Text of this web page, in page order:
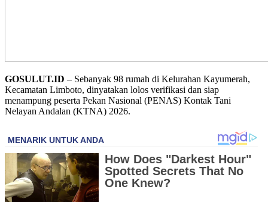
GOSULUT.ID – Sebanyak 98 rumah di Kelurahan Kayumerah,
Kecamatan Limboto, dinyatakan lolos verifikasi dan siap
menampung peserta Pekan Nasional (PENAS) Kontak Tani
Nelayan Andalan (KTNA) 2026.